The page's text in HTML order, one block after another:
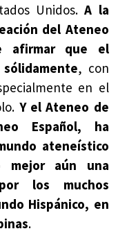
Unidos.A la
del Ateneo
afirmar que el
, con
en el
Y el Ateneo de
Español, ha
ateneístico
mejor aún una
los muchos
Hispánico, en
.